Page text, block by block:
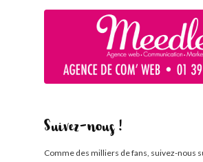
Suivez-nous !
Comme des milliers de fans, suivez-nous